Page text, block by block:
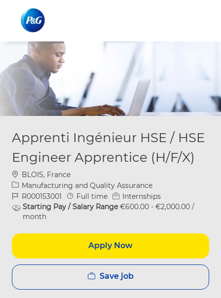
Apprenti Ingénieur HSE / HSE
Engineer Apprentice (H/F/X)
Location
BLOIS, France
Category
Manufacturing and Quality Assurance
Job IdR000153001 Job Type
Full time
Internships
Starting Pay / Salary Range€600.00 - €2,000.00 /
month
Apply Now
Save job